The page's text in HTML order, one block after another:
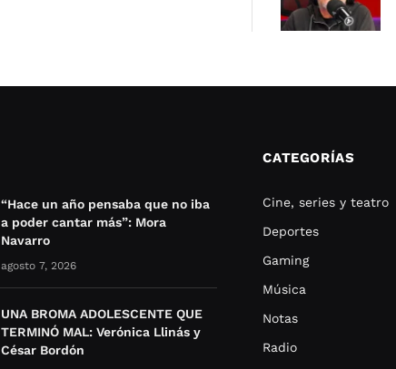
“Hace un año pensaba que no iba
a poder cantar más”: Mora
Navarro
agosto 7, 2026
UNA BROMA ADOLESCENTE QUE
TERMINÓ MAL: Verónica Llinás y
César Bordón
CATEGORÍAS
Cine, series y teatro
Deportes
Gaming
Música
Notas
Radio